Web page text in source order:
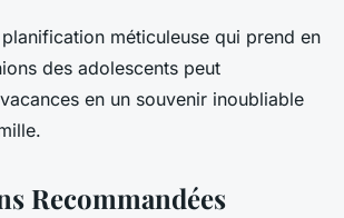
méticuleuse qui prend en
des adolescents peut
en un souvenir inoubliable
Recommandées